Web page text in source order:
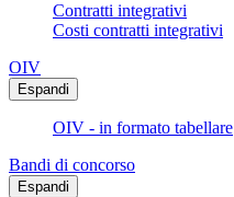
Contratti integrativi
Costi contratti integrativi
OIV
Espandi
OIV - in formato tabellare
Bandi di concorso
Espandi